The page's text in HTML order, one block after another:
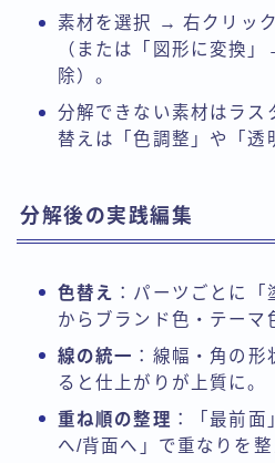
素材を選択 → 右クリッ
（または「図形に変換
除）。
分解できない素材はラス
替えは「色調整」や「透
分解後の実践編集
色替え ：パーツごとに「
からブランド色・テーマ
線の統一 ：線幅・角の形
ると仕上がりが上質に。
重ね順の整理 ：「最前面
へ/背面へ」で重なりを整